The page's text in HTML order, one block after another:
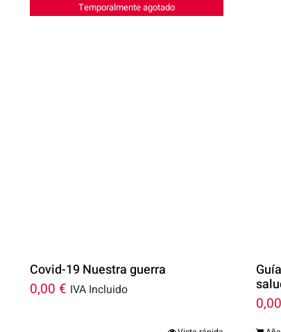
Temporalmente agotado
Covid-19 Nuestra guerra
0,00 € IVA Incluido